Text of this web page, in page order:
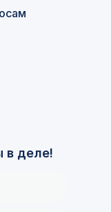
в деле!